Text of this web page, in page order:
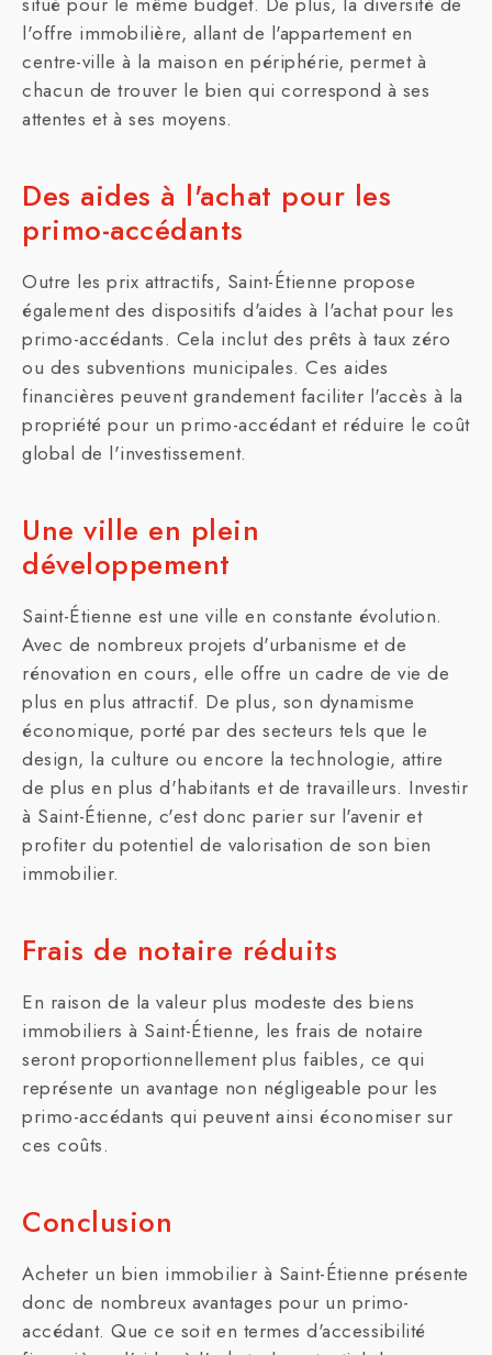
l'offre immobilière, allant de l'appartement en
centre-ville à la maison en périphérie, permet à
chacun de trouver le bien qui correspond à ses
attentes et à ses moyens.
Des aides à l'achat pour les
primo-accédants
Outre les prix attractifs, Saint-Étienne propose
également des dispositifs d'aides à l'achat pour les
primo-accédants. Cela inclut des prêts à taux zéro
ou des subventions municipales. Ces aides
financières peuvent grandement faciliter l'accès à la
propriété pour un primo-accédant et réduire le coût
global de l'investissement.
Une ville en plein
développement
Saint-Étienne est une ville en constante évolution.
Avec de nombreux projets d'urbanisme et de
rénovation en cours, elle offre un cadre de vie de
plus en plus attractif. De plus, son dynamisme
économique, porté par des secteurs tels que le
design, la culture ou encore la technologie, attire
de plus en plus d'habitants et de travailleurs. Investir
à Saint-Étienne, c'est donc parier sur l'avenir et
profiter du potentiel de valorisation de son bien
immobilier.
Frais de notaire réduits
En raison de la valeur plus modeste des biens
immobiliers à Saint-Étienne, les frais de notaire
seront proportionnellement plus faibles, ce qui
représente un avantage non négligeable pour les
primo-accédants qui peuvent ainsi économiser sur
ces coûts.
Conclusion
Acheter un bien immobilier à Saint-Étienne présente
donc de nombreux avantages pour un primo-
accédant. Que ce soit en termes d'accessibilité